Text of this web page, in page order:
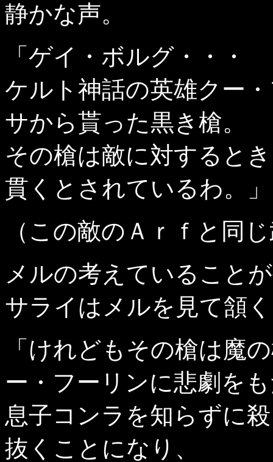
静かな声。
「ゲイ・ボルグ・・・
ケルト神話の英雄クー
サから貰った黒き槍。
その槍は敵に対すると
貫くとされているわ。」
（この敵のＡｒｆと同
メルの考えていること
サライはメルを見て頷
「けれどもその槍は魔
ー・フーリンに悲劇を
息子コンラを知らずに
抜くことになり、